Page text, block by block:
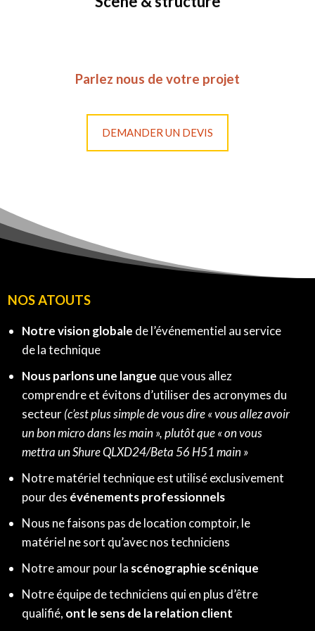
Parlez nous de votre projet
DEMANDER UN DEVIS
NOS ATOUTS
Notre vision globale de l’événementiel au service
de la technique
Nous parlons une langue que vous allez
comprendre et évitons d’utiliser des acronymes du
secteur(c’est plus simple de vous dire « vous allez avoir
un bon micro dans les main », plutôt que « on vous
mettra un Shure QLXD24/Beta 56 H51 main »
Notre matériel technique est utilisé exclusivement
pour des événements professionnels
Nous ne faisons pas de location comptoir, le
matériel ne sort qu’avec nos techniciens
Notre amour pour la scénographie scénique
Notre équipe de techniciens qui en plus d’être
qualifié, ont le sens de la relation client